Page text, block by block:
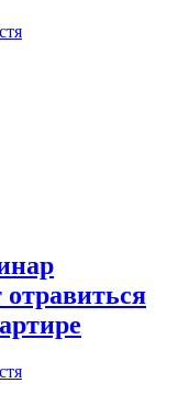
отравиться